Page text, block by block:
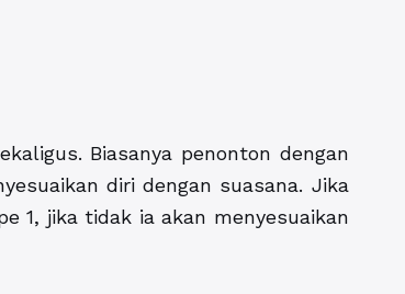
Biasanya penonton dengan
diri dengan suasana. Jika
1, jika tidak ia akan menyesuaikan